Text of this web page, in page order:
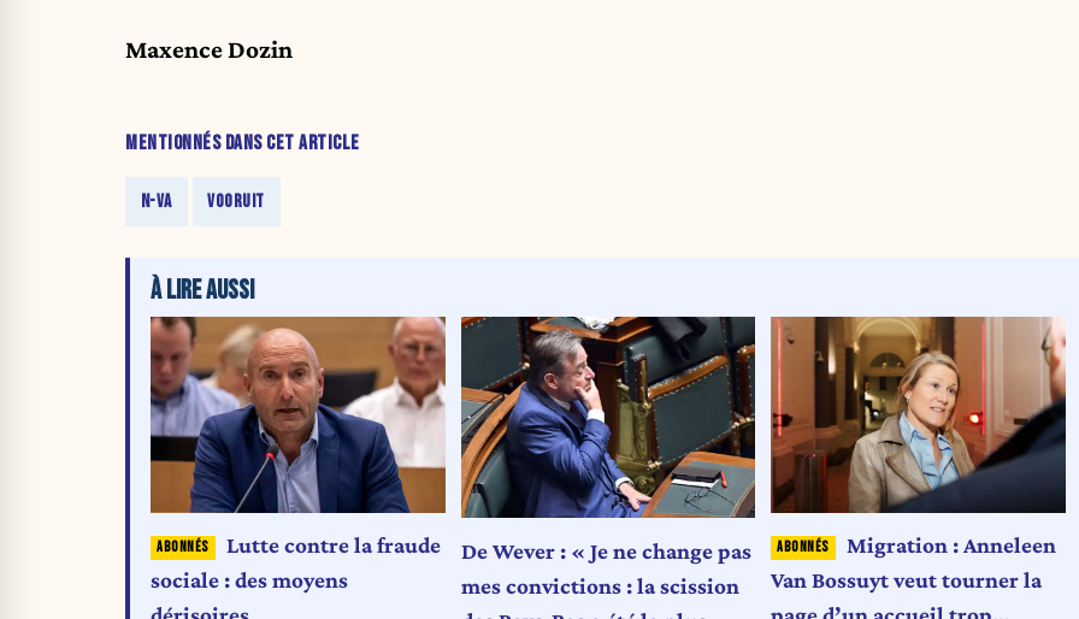
Maxence Dozin
MENTIONNÉS DANS CET ARTICLE
N-VA VOORUIT
À LIRE AUSSI
Lutte contre la fraude
sociale : des moyens
De Wever : « Je ne change pas
mes convictions : la scission
Migration : Anneleen
Van Bossuyt veut tourner la